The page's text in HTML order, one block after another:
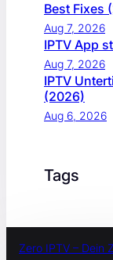
Best Fixes
Aug 7, 2026
IPTV App
Aug 7, 2026
IPTV
(2026)
Aug 6, 2026
Tags
Zero IPTV – Dein